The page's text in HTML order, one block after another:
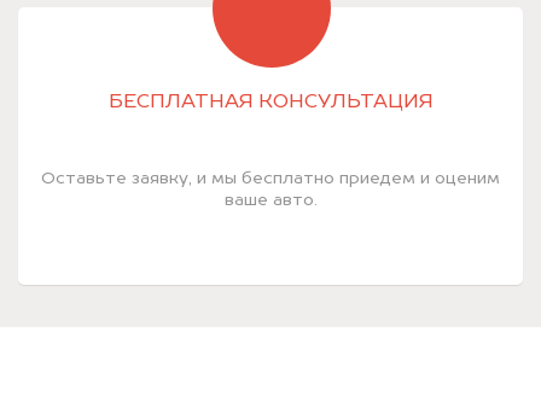
БЕСПЛАТНАЯ КОНСУЛЬТАЦИЯ
Оставьте заявку, и мы бесплатно приедем и оценим
ваше авто.